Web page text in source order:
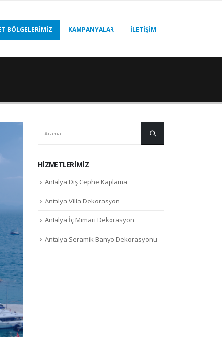
BÖLGELERIMIZ KAMPANYALAR İLETIŞIM
HIZMETLERIMIZ
Antalya Dış Cephe Kaplama
Antalya Villa Dekorasyon
Antalya İç Mimari Dekorasyon
Antalya Seramik Banyo Dekorasyonu